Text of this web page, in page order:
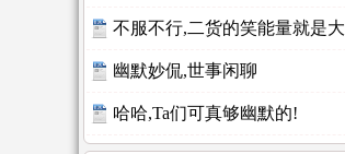
不服不行,二货的笑能量就是大
幽默妙侃,世事闲聊
哈哈,Ta们可真够幽默的!